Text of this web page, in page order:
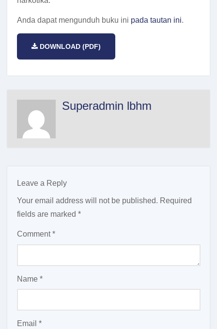
Anda dapat mengunduh buku ini pada tautan ini.
DOWNLOAD (PDF)
Superadmin lbhm
Leave a Reply
Your email address will not be published. Required
fields are marked *
Comment*
Name *
Email *